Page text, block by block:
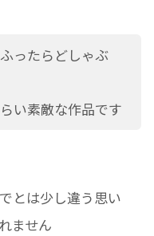
ったらどしゃぶ
い素敵な作品です
とは少し違う思い
ません